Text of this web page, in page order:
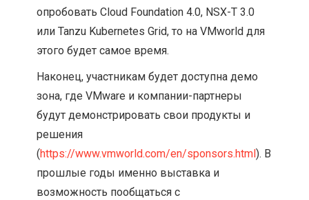
опробовать Cloud Foundation 4.0, NSX-T 3.0
или Tanzu Kubernetes Grid, то на VMworld для
этого будет самое время.
Наконец, участникам будет доступна демо
зона, где VMware и компании-партнеры
будут демонстрировать свои продукты и
решения
(https://www.vmworld.com/en/sponsors.html). В
прошлые годы именно выставка и
возможность пообщаться с